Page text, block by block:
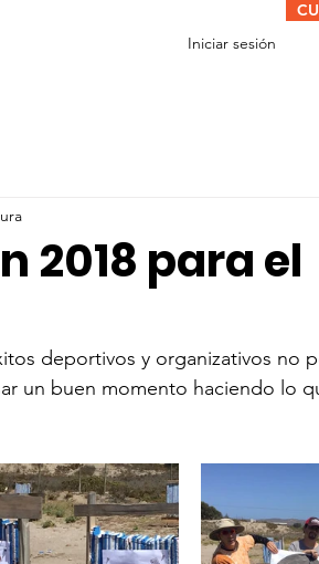
Iniciar sesión
2018 para el
deportivos y organizativos no
un buen momento haciendo lo